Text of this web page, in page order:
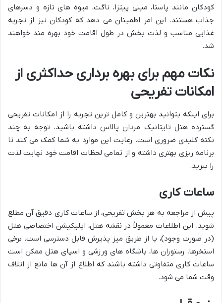
کودکان مانند پاستا، مینی پیتزا، ناگت، میوه های تازه و دسرهای
جذاب هستند. این امر اطمینان می دهد که کودکان نیز از تجربه
غذایی مناسب و لذت بخش در طول اقامت خود بهره مند خواهند
شد.
نکات مهم برای بهره برداری حداکثری از
امکانات تفریحی
برای اینکه بتوانید بهترین و کامل ترین تجربه را از امکانات تفریحی
گسترده هتل تایتانیک مردان پالاس داشته باشید، توجه به چند
نکته کلیدی ضروری است. رعایت این موارد به شما کمک می کند تا
برنامه ریزی بهتری داشته و از تمامی لحظات اقامت خود نهایت لذت
را ببرید.
ساعات کاری
پیش از مراجعه به هر بخش تفریحی، از ساعات کاری دقیق آن مطلع
شوید. این اطلاعات معمولاً در نقشه هتل، اپلیکیشن اختصاصی هتل
(در صورت وجود)، یا از طریق میز پذیرش قابل دسترسی است. برخی
استخرها، رستوران ها، باشگاه های ورزشی و اسپای هتل ممکن است
ساعات کاری متفاوتی داشته باشند که اطلاع از آن ها مانع از اتلاف
وقت شما می شود.